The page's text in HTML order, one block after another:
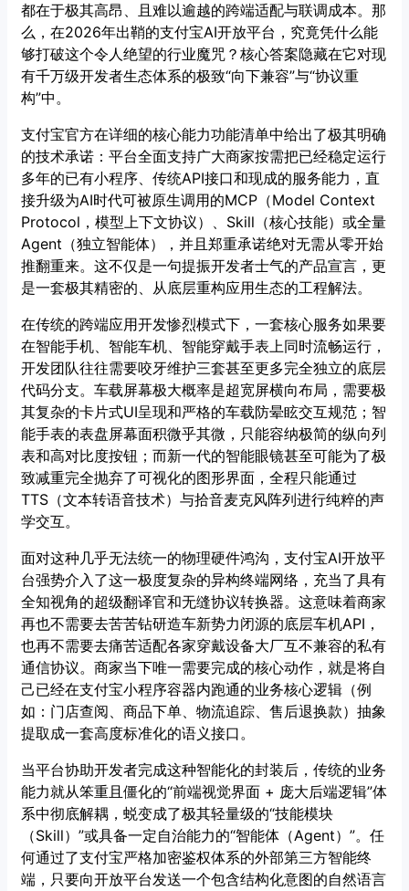
都在于极其高昂、且难以逾越的跨端适配与联调成本。那
么，在2026年出鞘的支付宝AI开放平台，究竟凭什么能
够打破这个令人绝望的行业魔咒？核心答案隐藏在它对现
有千万级开发者生态体系的极致“向下兼容”与“协议重
构”中。
支付宝官方在详细的核心能力功能清单中给出了极其明确
的技术承诺：平台全面支持广大商家按需把已经稳定运行
多年的已有小程序、传统API接口和现成的服务能力，直
接升级为AI时代可被原生调用的MCP（Model Context
Protocol，模型上下文协议）、Skill（核心技能）或全量
Agent（独立智能体），并且郑重承诺绝对无需从零开始
推翻重来。这不仅是一句提振开发者士气的产品宣言，更
是一套极其精密的、从底层重构应用生态的工程解法。
在传统的跨端应用开发惨烈模式下，一套核心服务如果要
在智能手机、智能车机、智能穿戴手表上同时流畅运行，
开发团队往往需要咬牙维护三套甚至更多完全独立的底层
代码分支。车载屏幕极大概率是超宽屏横向布局，需要极
其复杂的卡片式UI呈现和严格的车载防晕眩交互规范；智
能手表的表盘屏幕面积微乎其微，只能容纳极简的纵向列
表和高对比度按钮；而新一代的智能眼镜甚至可能为了极
致减重完全抛弃了可视化的图形界面，全程只能通过
TTS（文本转语音技术）与拾音麦克风阵列进行纯粹的声
学交互。
面对这种几乎无法统一的物理硬件鸿沟，支付宝AI开放平
台强势介入了这一极度复杂的异构终端网络，充当了具有
全知视角的超级翻译官和无缝协议转换器。这意味着商家
再也不需要去苦苦钻研造车新势力闭源的底层车机API，
也再不需要去痛苦适配各家穿戴设备大厂互不兼容的私有
通信协议。商家当下唯一需要完成的核心动作，就是将自
己已经在支付宝小程序容器内跑通的业务核心逻辑（例
如：门店查阅、商品下单、物流追踪、售后退换款）抽象
提取成一套高度标准化的语义接口。
当平台协助开发者完成这种智能化的封装后，传统的业务
能力就从笨重且僵化的“前端视觉界面 + 庞大后端逻辑”体
系中彻底解耦，蜕变成了极其轻量级的“技能模块
（Skill）”或具备一定自治能力的“智能体（Agent）”。任
何通过了支付宝严格加密鉴权体系的外部第三方智能终
端，只要向开放平台发送一个包含结构化意图的自然语言